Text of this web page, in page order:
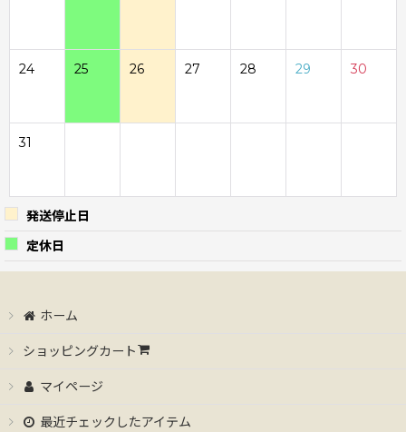
24 25 26 27 28 29 30
31
発送停止日
定休日
ホーム
ショッピングカート
マイページ
最近チェックしたアイテム